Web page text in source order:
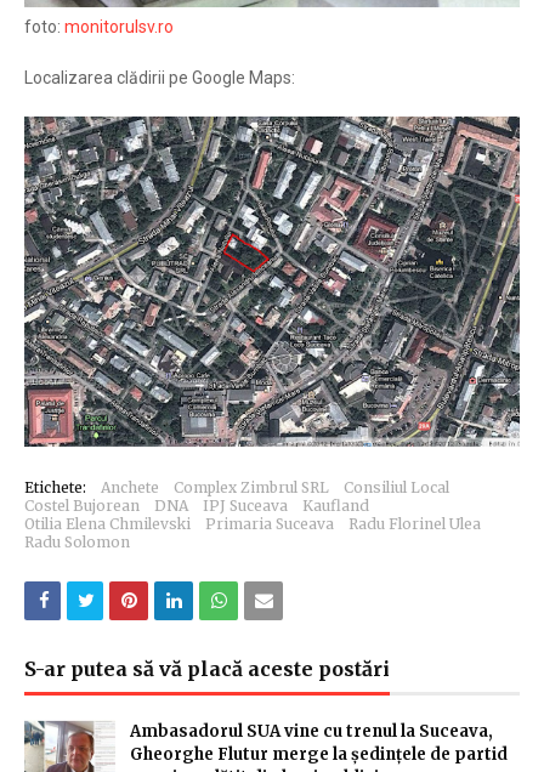
foto: monitorulsv.ro
Localizarea clădirii pe Google Maps:
Etichete: Anchete Complex Zimbrul SRL
Consiliul Local
Costel Bujorean
DNA IPJ Suceava
Kaufland
Otilia Elena Chmilevski
Primaria Suceava
Radu Florinel Ulea
Radu Solomon
S-ar putea să vă placă aceste postări
Ambasadorul SUA vine cu trenul la Suceava,
Gheorghe Flutur merge la ședințele de partid